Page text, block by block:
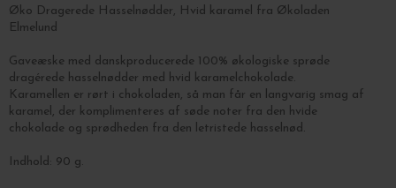
Øko Dragerede Hasselnødder, Hvid karamel fra Økoladen
Elmelund
Gaveæske med danskproducerede 100% økologiske sprøde
dragérede hasselnødder med hvid karamelchokolade.
Karamellen er rørt i chokoladen, så man får en langvarig smag af
karamel, der komplimenteres af søde noter fra den hvide
chokolade og sprødheden fra den letristede hasselnød.
Indhold: 90 g.